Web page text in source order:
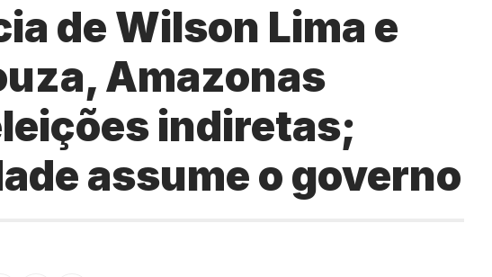
de Wilson Lima e
Amazonas
indiretas;
assume o governo